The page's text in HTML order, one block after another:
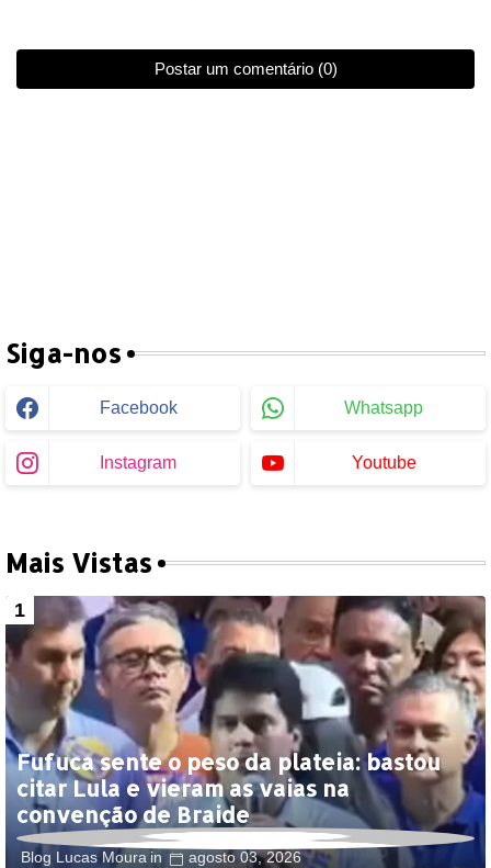
Postar um comentário (0)
Siga-nos
Facebook Whatsapp
Instagram Youtube
Mais Vistas
Fufuca sente o peso da plateia: bastou
citar Lula e vieram as vaias na
convenção de Braide
Blog Lucas Moura agosto 03, 2026